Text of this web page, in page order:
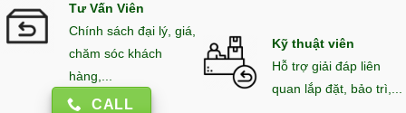
Tư Vấn Viên
Chính sách đại lý, giá,
chăm sóc khách
hàng,...
CALL
Kỹ thuật viên
Hỗ trợ giải đáp liên
quan lắp đặt, bảo trì,...